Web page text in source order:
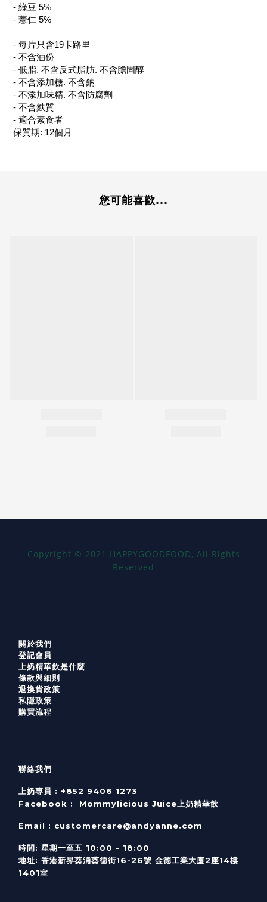
- 綠豆 5%
- 薏仁 5%
- 每片只含19卡路里
- 不含油份
- 低脂. 不含反式脂肪. 不含膽固醇
- 不含添加糖. 不含鈉
- 不添加味精. 不含防腐劑
- 不含麩質
- 適合素食者
保質期: 12個月
您可能喜歡...
Copyright © 2021 HAPPYGOODFOOD, All Rights
Reserved
關於我們
登記會員
上奶精華飲是什麼
條款與細則
退換貨政策
私隱政策
購買流程
聯絡我們
上奶專員 : +852 9406 1273
Facebook :
Mommylicious Juice上奶精華飲
Email : customercare@andyanne.com
時間: 星期一至五 10:00 - 18:00
地址: 香港新界葵涌葵德街16-26號 金德工業大廈2座14樓
1401室